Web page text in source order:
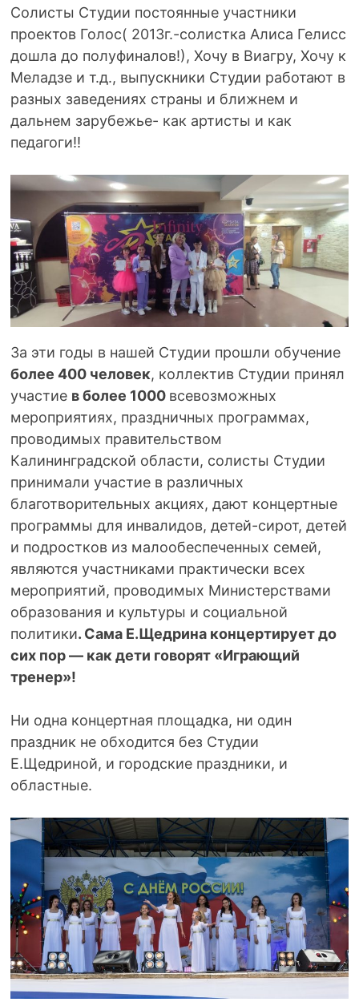
Солисты Студии постоянные участники
проектов Голос( 2013г.-солистка Алиса Гелисс
дошла до полуфиналов!), Хочу в Виагру, Хочу к
Меладзе и т.д., выпускники Студии работают в
разных заведениях страны и ближнем и
дальнем зарубежье- как артисты и как
педагоги!!
За эти годы в нашей Студии прошли обучение
более 400 человек, коллектив Студии принял
участие в более 1000 всевозможных
мероприятиях, праздничных программах,
проводимых правительством
Калининградской области, солисты Студии
принимали участие в различных
благотворительных акциях, дают концертные
программы для инвалидов, детей-сирот, детей
и подростков из малообеспеченных семей,
являются участниками практически всех
мероприятий, проводимых Министерствами
образования и культуры и социальной
политики. Сама Е.Щедрина концертирует до
сих пор — как дети говорят «Играющий
тренер»!
Ни одна концертная площадка, ни один
праздник не обходится без Студии
Е.Щедриной, и городские праздники, и
областные.